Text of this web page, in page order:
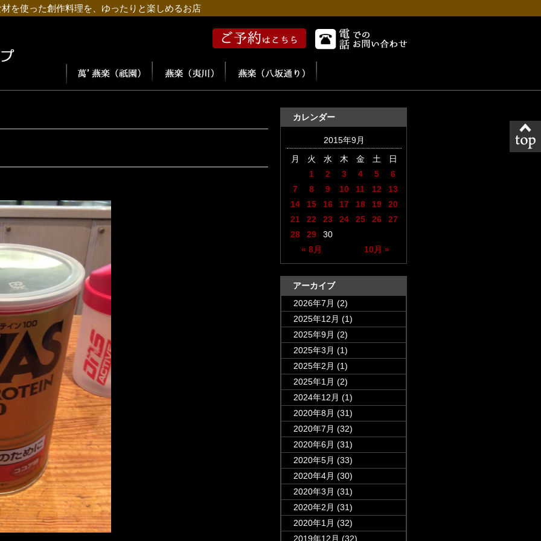
を使った創作料理を、ゆったりと楽しめるお店
カレンダー
2015年9月
月
火 水 木 金 土 日
« 8月 10月 »
1 2 3 4 5
6
7
8 9 10 11 12
13
14
15 16 17 18 19
20
21
22 23 24 25 26
27
28
29 30
アーカイブ
2026年7月 (2)
2025年12月 (1)
2025年9月 (2)
2025年3月 (1)
2025年2月 (1)
2025年1月 (2)
2024年12月 (1)
2020年8月 (31)
2020年7月 (32)
2020年6月 (31)
2020年5月 (33)
2020年4月 (30)
2020年3月 (31)
2020年2月 (31)
2020年1月 (32)
2019年12月 (32)